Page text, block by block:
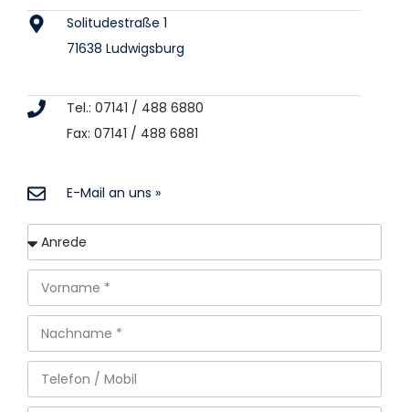
Solitudestraße 1
71638 Ludwigsburg
Tel.: 07141 / 488 6880
Fax: 07141 / 488 6881
E-Mail an uns »